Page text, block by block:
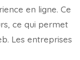
en ligne. Ce
ce qui permet
Les entreprises